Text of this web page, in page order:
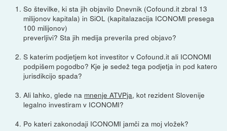
So številke, ki sta jih objavilo Dnevnik (Cofound.it zbral 13
milijonov kapitala) in SiOL (kapitalazacija ICONOMI presega
100 milijonov)
preverljivi? Sta jih medija preverila pred objavo?
S katerim podjetjem kot investitor v Cofound.it ali ICONOMI
podpišem pogodbo? Kje je sedež tega podjetja in pod katero
jurisdikcijo spada?
Ali lahko, glede na mnenje ATVPja, kot rezident Slovenije
legalno investiram v ICONOMI?
Po kateri zakonodaji ICONOMI jamči za moj vložek?